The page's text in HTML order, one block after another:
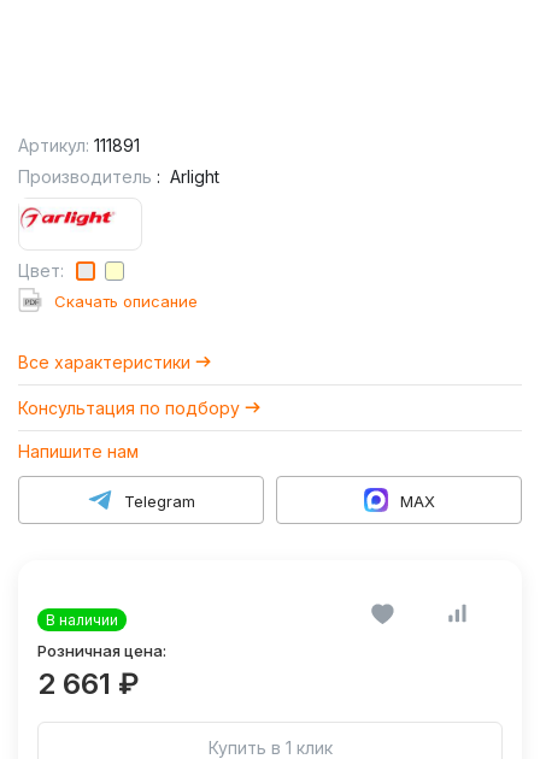
Артикул: 111891
Производитель : Arlight
Цвет:
Cкачать описание
Все характеристики
Консультация по подбору
Напишите нам
Telegram MAX
В наличии
Розничная цена:
2 661 ₽
Купить в 1 клик